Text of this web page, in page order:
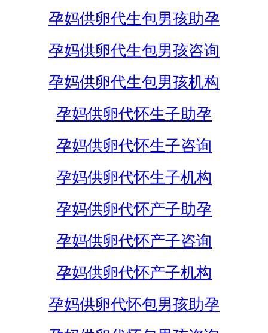
孕妈供卵代生包男孩助孕
孕妈供卵代生包男孩咨询
孕妈供卵代生包男孩机构
孕妈供卵代怀生子助孕
孕妈供卵代怀生子咨询
孕妈供卵代怀生子机构
孕妈供卵代怀产子助孕
孕妈供卵代怀产子咨询
孕妈供卵代怀产子机构
孕妈供卵代怀包男孩助孕